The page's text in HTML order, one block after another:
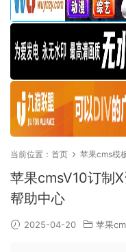
当前位置： 首页 苹果cms模
苹果cmsV10订制
帮助中心
2025-04-20 苹果